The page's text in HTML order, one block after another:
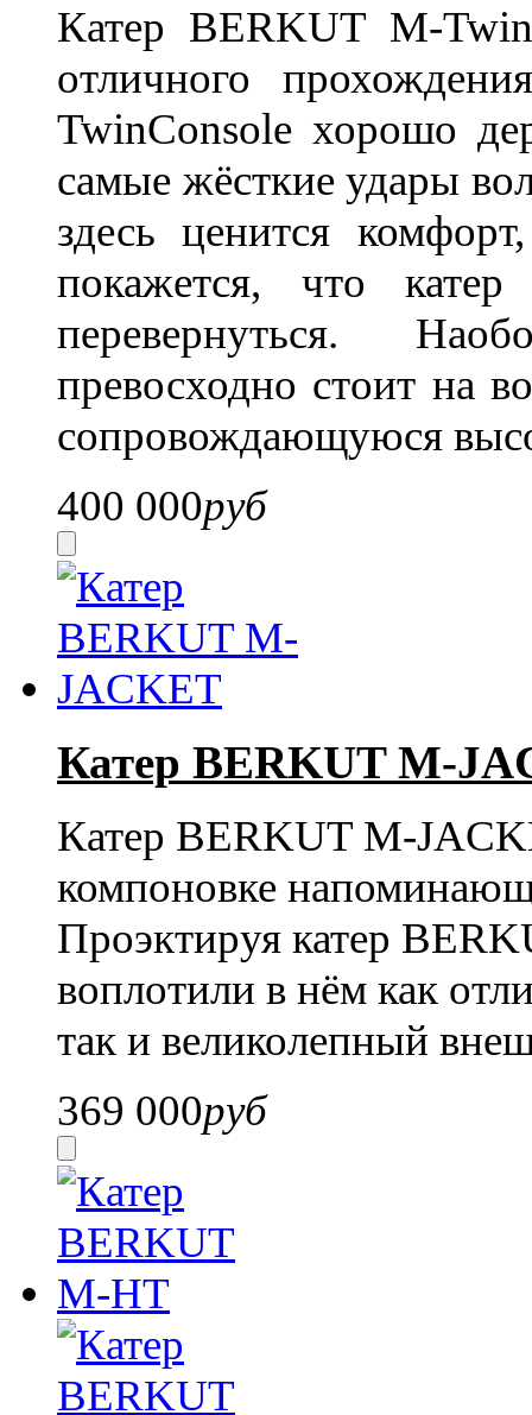
Катер BERKUT M-
отличного
TwinConsole хорошо
самые жёсткие удары
здесь ценится
покажется, что
перевернуться.
превосходно стоит на
сопровождающуюся
400 000руб
Катер BERKUT M-
Катер BERKUT M-
компоновке
Проэктируя катер
воплотили в нём как
так и великолепный
369 000руб